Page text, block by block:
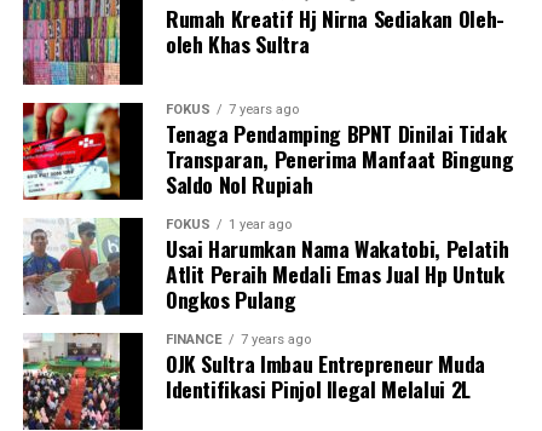
Selain itu, kami mendorong pemerintah untuk
mempertimbangkan penambahan jumlah lapak di masa
mendatang, mengingat tingginya jumlah UMKM kuliner
di Kota Kendari dan minat masyarakat terhadap ruang
usaha yang lebih tertata.
la juga menegaskan bahwa HIPMI Sultra siap
berkolaborasi dengan pemerintah daerah dalam
memberikan pendampingan usaha, pelatihan
manajemen, hingga pengembangan kapasitas bagi
pelaku UMKM yang nantinya akan menempati lapak
tersebut.
“Kami BPD HIPMI Sultra siap ikut terlibat dalam
Rumah Kreatif Hj Nirna Sediakan Oleh-
oleh Khas Sultra
FOKUS 7 years ago
Tenaga Pendamping BPNT Dinilai Tidak
Transparan, Penerima Manfaat Bingung
Saldo Nol Rupiah
FOKUS 1 year ago
Usai Harumkan Nama Wakatobi, Pelatih
Atlit Peraih Medali Emas Jual Hp Untuk
Ongkos Pulang
FINANCE 7 years ago
OJK Sultra Imbau Entrepreneur Muda
Identifikasi Pinjol Ilegal Melalui 2L